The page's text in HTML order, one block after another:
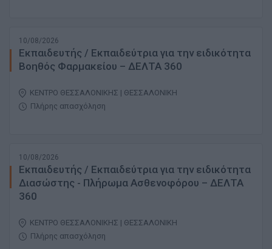
10/08/2026
Εκπαιδευτής / Εκπαιδεύτρια για την ειδικότητα
Βοηθός Φαρμακείου – ΔΕΛΤΑ 360
ΚΕΝΤΡΟ ΘΕΣΣΑΛΟΝΙΚΗΣ | ΘΕΣΣΑΛΟΝΙΚΗ
Πλήρης απασχόληση
10/08/2026
Εκπαιδευτής / Εκπαιδεύτρια για την ειδικότητα
Διασώστης - Πλήρωμα Ασθενοφόρου – ΔΕΛΤΑ
360
ΚΕΝΤΡΟ ΘΕΣΣΑΛΟΝΙΚΗΣ | ΘΕΣΣΑΛΟΝΙΚΗ
Πλήρης απασχόληση